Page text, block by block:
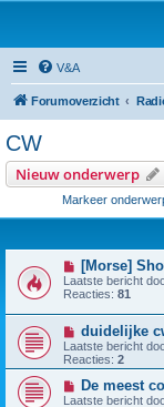
V&A
Forumoverzicht
CW
Nieuw onderwerp
Markeer
[Morse]
Laatste bericht
Reacties: 81
duidelijke
Laatste bericht
Reacties: 2
De meest
Laatste bericht